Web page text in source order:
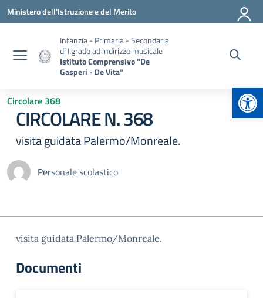
Vai ai contenuti
Vai al menu di navigazione
Vai al footer
Ministero dell'Istruzione e del Merito
Infanzia - Primaria - Secondaria
di I grado ad indirizzo musicale
Istituto Comprensivo "De
Gasperi - De Vita"
Circolare 368
CIRCOLARE N. 368
visita guidata Palermo/Monreale.
Personale scolastico
visita guidata Palermo/Monreale.
Documenti